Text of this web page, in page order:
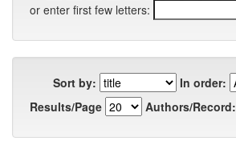
or enter first few letters:
Sort by:
In order:
Results/Page
Authors/Record: